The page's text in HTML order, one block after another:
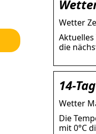
Wetter
die
14-
Wetter
Die
mit 0°C